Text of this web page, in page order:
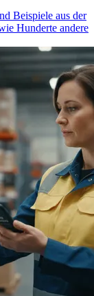
Beispiele aus der
Hunderte andere